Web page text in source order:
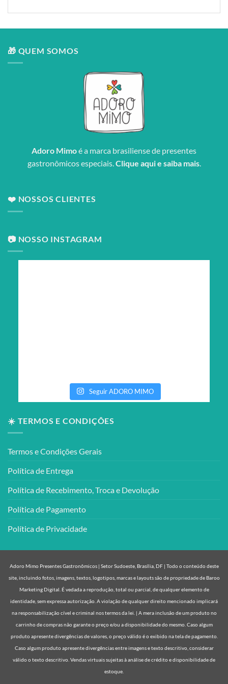
🎁 QUEM SOMOS
Adoro Mimoé a marca brasiliense de presentes
gastronômicos especiais.Clique aqui e saiba mais.
❤️ NOSSOS CLIENTES
📷 NOSSO INSTAGRAM
Seguir ADORO MIMO
☀️ TERMOS E CONDIÇÕES
Termos e Condições Gerais
Política de Entrega
Política de Recebimento, Troca e Devolução
Política de Pagamento
Política de Privacidade
Adoro Mimo Presentes Gastronômicos | Setor Sudoeste, Brasília, DF | Todo o conteúdo deste
site, incluindo fotos, imagens, textos, logotipos, marcas e layouts são de propriedade de Baroo
Marketing Digital. É vedada a reprodução, total ou parcial, de qualquer elemento de
identidade, sem expressa autorização. A violação de qualquer direito mencionado implicará
na responsabilização cível e criminal nos termos da lei. | A mera inclusão de um produto no
carrinho de compras não garante o preço e/ou a disponibilidade do mesmo. Caso algum
produto apresente divergências de valores, o preço válido é o exibido na tela de pagamento.
Caso algum produto apresente divergências entre imagens e texto descritivo, considerar
válido o texto descritivo. Vendas virtuais sujeitas à análise de crédito e disponibilidade de
estoque.